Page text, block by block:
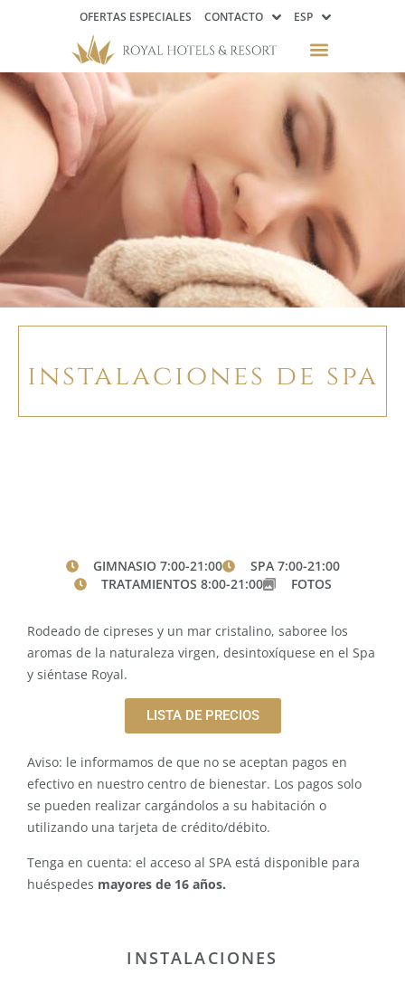
OFERTAS ESPECIALES CONTACTO ESP
instalaciones de spa
GIMNASIO 7:00-21:00
SPA 7:00-21:00
TRATAMIENTOS 8:00-21:00
FOTOS
Rodeado de cipreses y un mar cristalino, saboree los
aromas de la naturaleza virgen, desintoxíquese en el Spa
y siéntase Royal.
LISTA DE PRECIOS
Aviso: le informamos de que no se aceptan pagos en
efectivo en nuestro centro de bienestar. Los pagos solo
se pueden realizar cargándolos a su habitación o
utilizando una tarjeta de crédito/débito.
Tenga en cuenta: el acceso al SPA está disponible para
huéspedes mayores de 16 años.
INSTALACIONES